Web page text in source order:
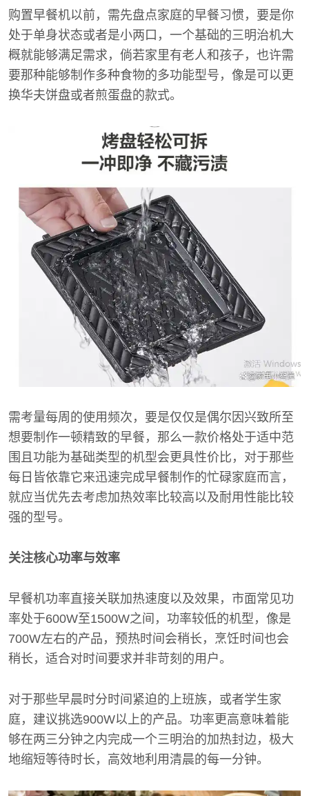
购置早餐机以前，需先盘点家庭的早餐习惯，要是你
处于单身状态或者是小两口，一个基础的三明治机大
概就能够满足需求，倘若家里有老人和孩子，也许需
要那种能够制作多种食物的多功能型号，像是可以更
换华夫饼盘或者煎蛋盘的款式。
需考量每周的使用频次，要是仅仅是偶尔因兴致所至
想要制作一顿精致的早餐，那么一款价格处于适中范
围且功能为基础类型的机型会更具性价比，对于那些
每日皆依靠它来迅速完成早餐制作的忙碌家庭而言，
就应当优先去考虑加热效率比较高以及耐用性能比较
强的型号。
关注核心功率与效率
早餐机功率直接关联加热速度以及效果，市面常见功
率处于600W至1500W之间，功率较低的机型，像是
700W左右的产品，预热时间会稍长，烹饪时间也会
稍长，适合对时间要求并非苛刻的用户。
对于那些早晨时分时间紧迫的上班族，或者学生家
庭，建议挑选900W以上的产品。功率更高意味着能
够在两三分钟之内完成一个三明治的加热封边，极大
地缩短等待时长，高效地利用清晨的每一分钟。